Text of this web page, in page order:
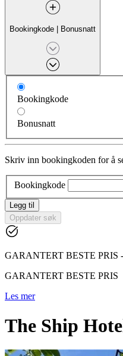
Bookingkode | Bonusnatt
Bookingkode
Bonusnatt
Skriv inn bookingkoden for å
Bookingkode
Legg til
Oppdater søk
GARANTERT BESTE PRIS -
GARANTERT BESTE PRIS
Les mer
The Ship